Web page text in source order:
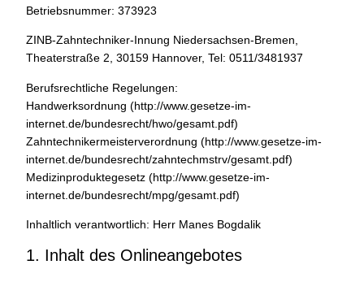
Betriebsnummer: 373923
ZINB-Zahntechniker-Innung Niedersachsen-Bremen,
Theaterstraße 2, 30159 Hannover, Tel: 0511/3481937
Berufsrechtliche Regelungen:
Handwerksordnung (http://www.gesetze-im-
internet.de/bundesrecht/hwo/gesamt.pdf)
Zahntechnikermeisterverordnung (http://www.gesetze-im-
internet.de/bundesrecht/zahntechmstrv/gesamt.pdf)
Medizinproduktegesetz (http://www.gesetze-im-
internet.de/bundesrecht/mpg/gesamt.pdf)
Inhaltlich verantwortlich: Herr Manes Bogdalik
1. Inhalt des Onlineangebotes